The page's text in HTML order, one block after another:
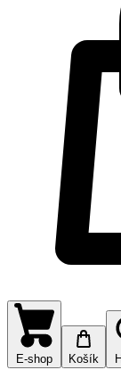
E-shop Košík